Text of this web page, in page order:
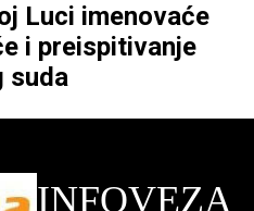
Luci imenovaće
i preispitivanje
suda
INFOVEZA